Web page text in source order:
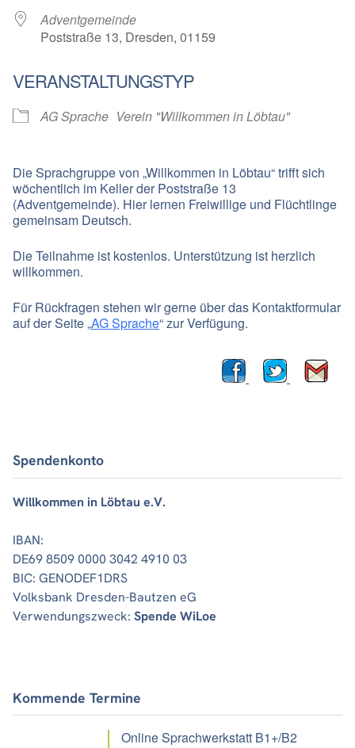
Adventgemeinde
Poststraße 13, Dresden, 01159
VERANSTALTUNGSTYP
AG Sprache Verein "Willkommen in Löbtau"
Die Sprachgruppe von „Willkommen in Löbtau“ trifft sich
wöchentlich im Keller der Poststraße 13
(Adventgemeinde). Hier lernen Freiwillige und Flüchtlinge
gemeinsam Deutsch.
Die Teilnahme ist kostenlos. Unterstützung ist herzlich
willkommen.
Für Rückfragen stehen wir gerne über das Kontaktformular
auf der Seite „AG Sprache“ zur Verfügung.
Spendenkonto
Willkommen in Löbtau e.V.
IBAN:
DE69 8509 0000 3042 4910 03
BIC: GENODEF1DRS
Volksbank Dresden-Bautzen eG
Verwendungszweck: Spende WiLoe
Kommende Termine
Online Sprachwerkstatt B1+/B2